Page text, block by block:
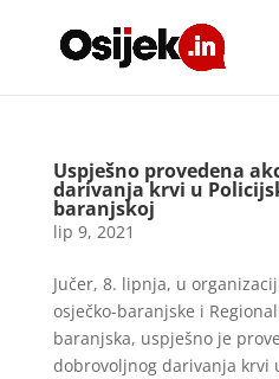
Uspješno provedena
darivanja krvi u
baranjskoj
lip 9, 2021
Jučer, 8. lipnja, u
osječko-baranjske i
baranjska, uspješno je
dobrovoljnog darivanja krvi